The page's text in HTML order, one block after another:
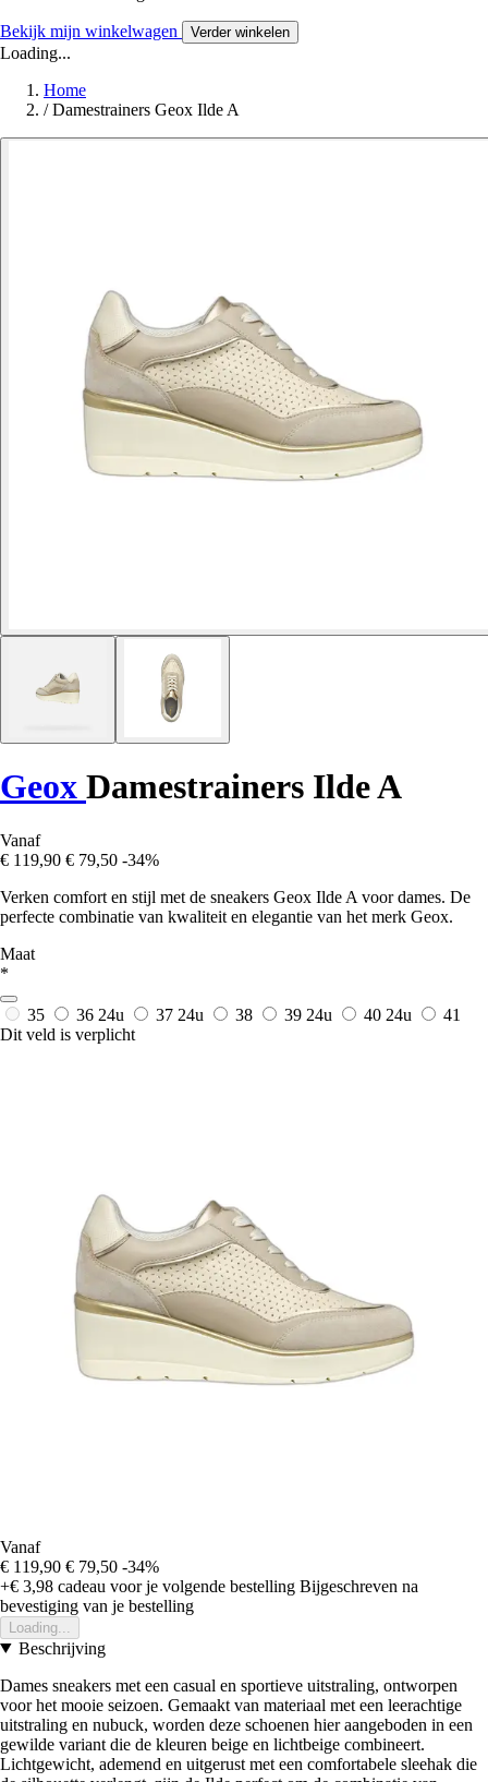
Bekijk mijn winkelwagen Verder winkelen
Loading...
Home
/ Damestrainers Geox Ilde A
Geox Damestrainers Ilde A
Vanaf
€ 119,90 € 79,50 -34%
Verken comfort en stijl met de sneakers Geox Ilde A voor dames. De
perfecte combinatie van kwaliteit en elegantie van het merk Geox.
Maat
*
35 36 24u 37 24u 38 39 24u 40 24u
41
Dit veld is verplicht
Vanaf
€ 119,90 € 79,50 -34%
+€ 3,98 cadeau voor je volgende bestelling Bijgeschreven na
bevestiging van je bestelling
Loading...
Beschrijving
Dames sneakers met een casual en sportieve uitstraling, ontworpen
voor het mooie seizoen. Gemaakt van materiaal met een leerachtige
uitstraling en nubuck, worden deze schoenen hier aangeboden in een
gewilde variant die de kleuren beige en lichtbeige combineert.
Lichtgewicht, ademend en uitgerust met een comfortabele sleehak die